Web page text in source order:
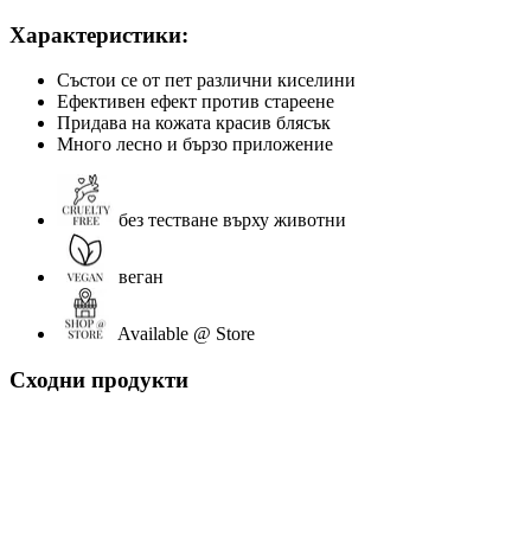
Характеристики:
Състои се от пет различни киселини
Ефективен ефект против стареене
Придава на кожата красив блясък
Много лесно и бързо приложение
без тестване върху животни
веган
Available @ Store
Сходни продукти